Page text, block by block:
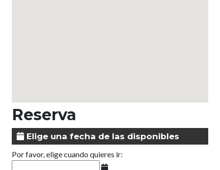
Reserva
Elige una fecha de las disponibles
Por favor, elige cuando quieres ir: